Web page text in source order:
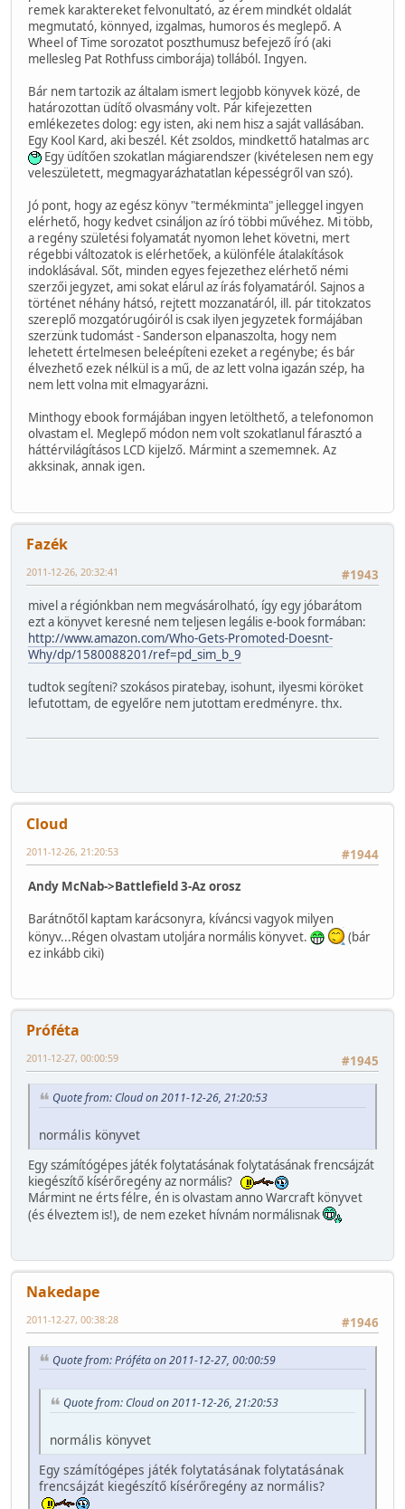
remek karaktereket felvonultató, az érem mindkét oldalát
megmutató, könnyed, izgalmas, humoros és meglepő. A
Wheel of Time sorozatot poszthumusz befejező író (aki
mellesleg Pat Rothfuss cimborája) tollából. Ingyen.
Bár nem tartozik az általam ismert legjobb könyvek közé, de
határozottan üdítő olvasmány volt. Pár kifejezetten
emlékezetes dolog: egy isten, aki nem hisz a saját vallásában.
Egy Kool Kard, aki beszél. Két zsoldos, mindkettő hatalmas arc
Egy üdítően szokatlan mágiarendszer (kivételesen nem egy
veleszületett, megmagyarázhatatlan képességről van szó).
Jó pont, hogy az egész könyv "termékminta" jelleggel ingyen
elérhető, hogy kedvet csináljon az író többi művéhez. Mi több,
a regény születési folyamatát nyomon lehet követni, mert
régebbi változatok is elérhetőek, a különféle átalakítások
indoklásával. Sőt, minden egyes fejezethez elérhető némi
szerzői jegyzet, ami sokat elárul az írás folyamatáról. Sajnos a
történet néhány hátsó, rejtett mozzanatáról, ill. pár titokzatos
szereplő mozgatórugóiról is csak ilyen jegyzetek formájában
szerzünk tudomást - Sanderson elpanaszolta, hogy nem
lehetett értelmesen beleépíteni ezeket a regénybe; és bár
élvezhető ezek nélkül is a mű, de az lett volna igazán szép, ha
nem lett volna mit elmagyarázni.
Minthogy ebook formájában ingyen letölthető, a telefonomon
olvastam el. Meglepő módon nem volt szokatlanul fárasztó a
háttérvilágításos LCD kijelző. Mármint a szememnek. Az
akksinak, annak igen.
Fazék
#1943
2011-12-26, 20:32:41
mivel a régiónkban nem megvásárolható, így egy jóbarátom
ezt a könyvet keresné nem teljesen legális e-book formában:
http://www.amazon.com/Who-Gets-Promoted-Doesnt-
Why/dp/1580088201/ref=pd_sim_b_9
tudtok segíteni? szokásos piratebay, isohunt, ilyesmi köröket
lefutottam, de egyelőre nem jutottam eredményre. thx.
Cloud
#1944
2011-12-26, 21:20:53
Andy McNab->Battlefield 3-Az orosz
Barátnőtől kaptam karácsonyra, kíváncsi vagyok milyen
könyv...Régen olvastam utoljára normális könyvet.
(bár
ez inkább ciki)
Próféta
#1945
2011-12-27, 00:00:59
Quote from: Cloud on 2011-12-26, 21:20:53
normális könyvet
Egy számítógépes játék folytatásának folytatásának frencsájzát
kiegészítő kísérőregény az normális?
Mármint ne érts félre, én is olvastam anno Warcraft könyvet
(és élveztem is!), de nem ezeket hívnám normálisnak
Nakedape
#1946
2011-12-27, 00:38:28
Quote from: Próféta on 2011-12-27, 00:00:59
Quote from: Cloud on 2011-12-26, 21:20:53
normális könyvet
Egy számítógépes játék folytatásának folytatásának
frencsájzát kiegészítő kísérőregény az normális?